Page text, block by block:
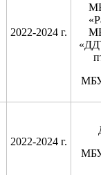
2022-2024 г.
2022-2024 г.